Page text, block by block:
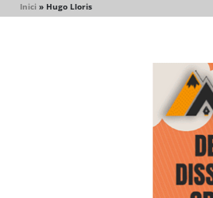
Inici » Hugo Lloris